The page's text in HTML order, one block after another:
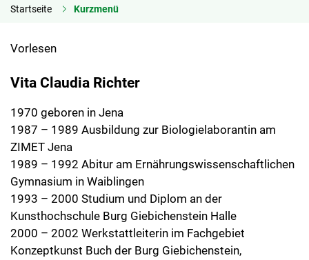
Startseite Kurzmenü
Vorlesen
Vita Claudia Richter
1970 geboren in Jena
1987 – 1989 Ausbildung zur Biologielaborantin am
ZIMET Jena
1989 – 1992 Abitur am Ernährungswissenschaftlichen
Gymnasium in Waiblingen
1993 – 2000 Studium und Diplom an der
Kunsthochschule Burg Giebichenstein Halle
2000 – 2002 Werkstattleiterin im Fachgebiet
Konzeptkunst Buch der Burg Giebichenstein,